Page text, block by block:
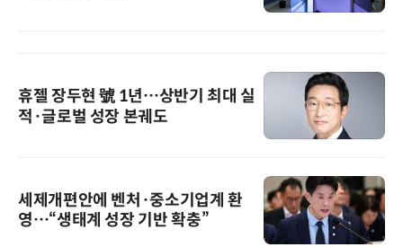
휴젤 장두현 號 1년…상반기 최대 실
적·글로벌 성장 본궤도
세제개편안에 벤처·중소기업계 환
영…“생태계 성장 기반 확충”